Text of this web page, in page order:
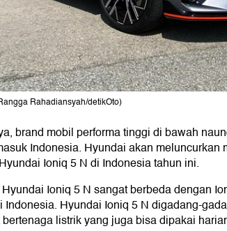
Rahadiansyah/detikOto)
brand mobil performa tinggi di bawah
Indonesia. Hyundai akan meluncurkan
Ioniq 5 N di Indonesia tahun ini.
Ioniq 5 N sangat berbeda dengan
Hyundai Ioniq 5 N digadang-
listrik yang juga bisa dipakai